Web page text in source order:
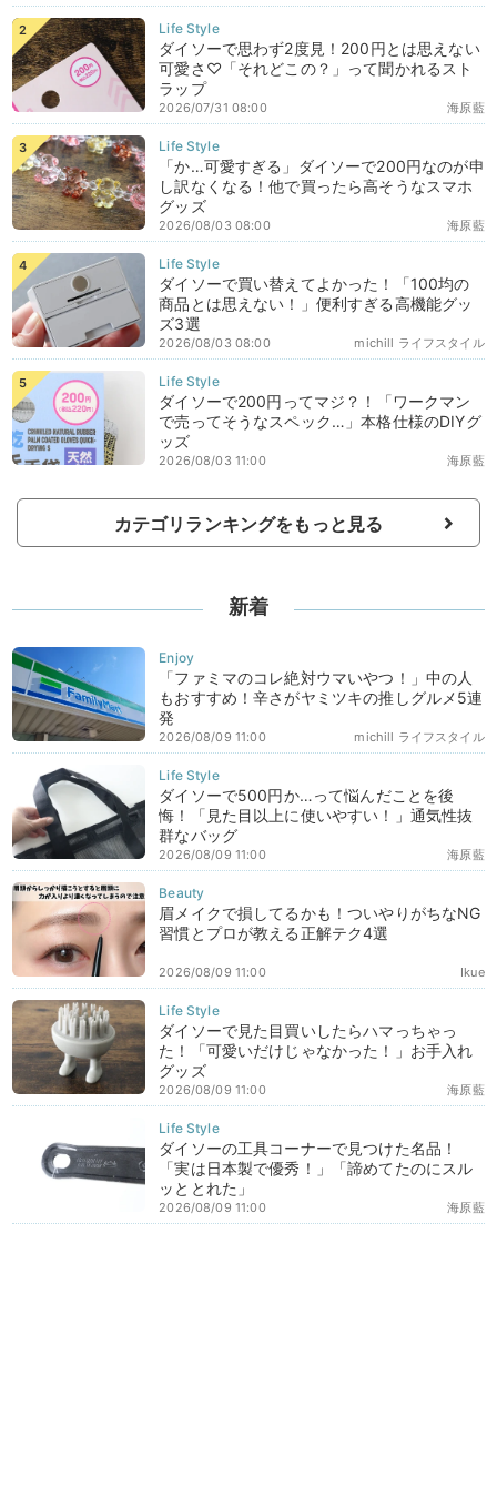
ダイソーで思わず2度見！200円とは思えない
可愛さ♡「それどこの？」って聞かれるスト
ラップ
海原藍
2026/07/31 08:00
「か…可愛すぎる」ダイソーで200円なのが申
し訳なくなる！他で買ったら高そうなスマホ
グッズ
海原藍
2026/08/03 08:00
ダイソーで買い替えてよかった！「100均の
商品とは思えない！」便利すぎる高機能グッ
ズ3選
michill ライフスタイル
2026/08/03 08:00
ダイソーで200円ってマジ？！「ワークマン
で売ってそうなスペック…」本格仕様のDIYグ
ッズ
海原藍
2026/08/03 11:00
カテゴリランキングをもっと見る
新着
「ファミマのコレ絶対ウマいやつ！」中の人
もおすすめ！辛さがヤミツキの推しグルメ5連
発
michill ライフスタイル
2026/08/09 11:00
ダイソーで500円か…って悩んだことを後
悔！「見た目以上に使いやすい！」通気性抜
群なバッグ
海原藍
2026/08/09 11:00
眉メイクで損してるかも！ついやりがちなNG
習慣とプロが教える正解テク4選
Ikue
2026/08/09 11:00
ダイソーで見た目買いしたらハマっちゃっ
た！「可愛いだけじゃなかった！」お手入れ
グッズ
海原藍
2026/08/09 11:00
ダイソーの工具コーナーで見つけた名品！
「実は日本製で優秀！」「諦めてたのにスル
ッととれた」
海原藍
2026/08/09 11:00